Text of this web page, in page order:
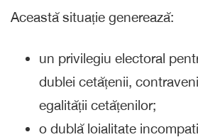
Această situație generează:
un privilegiu electoral
dublei cetățenii,
egalității cetățenilor;
o dublă loialitate